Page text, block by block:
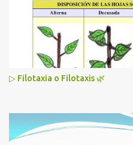
▷ Filotaxia o Filotaxis 🌿